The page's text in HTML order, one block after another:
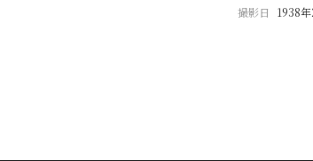
撮影日
1938年